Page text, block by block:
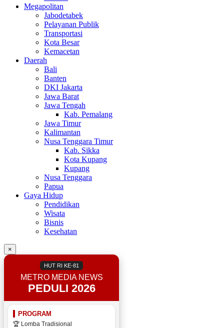
Megapolitan
Jabodetabek
Pelayanan Publik
Transportasi
Kota Besar
Kemacetan
Daerah
Bali
Banten
DKI Jakarta
Jawa Barat
Jawa Tengah
Kab. Pemalang
Jawa Timur
Kalimantan
Nusa Tenggara Timur
Kab. Sikka
Kota Kupang
Kupang
Nusa Tenggara
Papua
Gaya Hidup
Pendidikan
Wisata
Bisnis
Kesehatan
×
HUT RI KE-81
METRO MEDIA NEWS
PEDULI 2026
PROGRAM
🏆 Lomba Tradisional